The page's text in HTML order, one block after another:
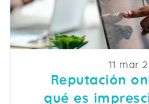
Fecha
11 mar
Reputación
qué es